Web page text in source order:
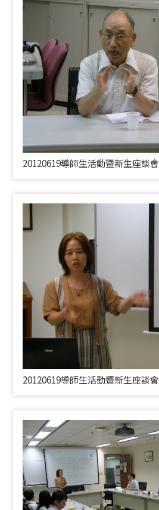
20120619導師生活動暨新生座談會
20120619導師生活動暨新生座談會